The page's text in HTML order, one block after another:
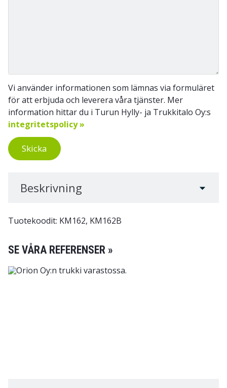
Vi använder informationen som lämnas via formuläret
för att erbjuda och leverera våra tjänster. Mer
information hittar du i Turun Hylly- ja Trukkitalo Oy:s
integritetspolicy »
Skicka
Beskrivning
Tuotekoodit: KM162, KM162B
SE VÅRA REFERENSER »